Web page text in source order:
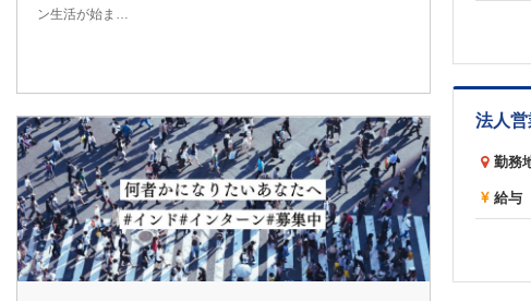
ン生活が始ま…
法人
勤務
給与